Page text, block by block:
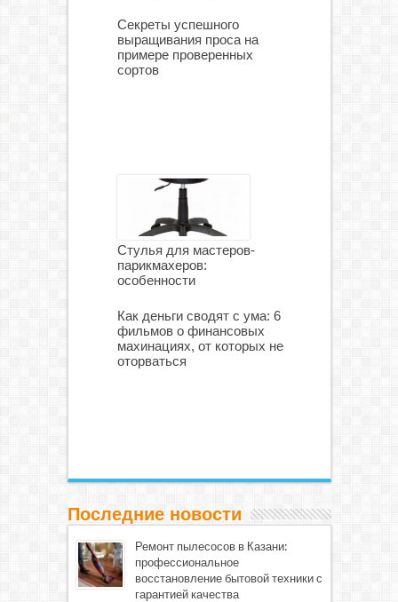
Секреты успешного
выращивания проса на
примере проверенных
сортов
Стулья для мастеров-
парикмахеров:
особенности
Как деньги сводят с ума: 6
фильмов о финансовых
махинациях, от которых не
оторваться
Последние новости
Ремонт пылесосов в Казани:
профессиональное
восстановление бытовой техники с
гарантией качества